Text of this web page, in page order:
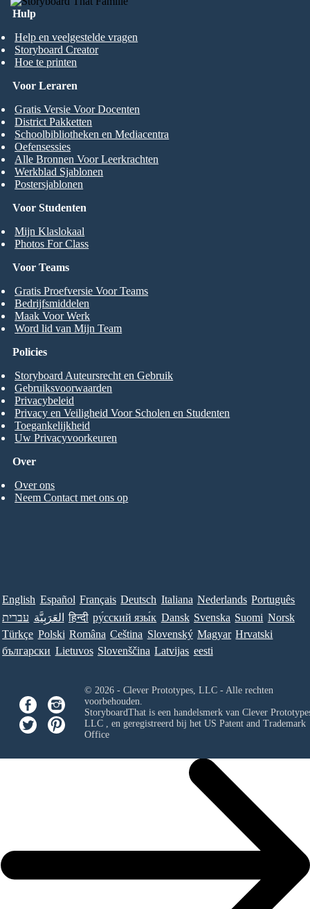
Hulp
Help en veelgestelde vragen
Storyboard Creator
Hoe te printen
Voor Studenten
Mijn Klaslokaal
Photos For Class
Voor Leraren
Gratis Versie Voor Docenten
District Pakketten
Schoolbibliotheken en Mediacentra
Oefensessies
Alle Bronnen Voor Leerkrachten
Werkblad Sjablonen
Postersjablonen
Voor Teams
Gratis Proefversie Voor Teams
Bedrijfsmiddelen
Maak Voor Werk
Word lid van Mijn Team
Over
Over ons
Neem Contact met ons op
Policies
Storyboard Auteursrecht en Gebruik
Gebruiksvoorwaarden
Privacybeleid
Privacy en Veiligheid Voor Scholen en Studenten
Toegankelijkheid
Uw Privacyvoorkeuren
English Español Français Deutsch Italiana Nederlands Português
עברית العَرَبِيَّة हिन्दी ру́сский язы́к Dansk Svenska Suomi Norsk
Türkçe Polski Româna Ceština Slovenský Magyar Hrvatski
български Lietuvos Slovenščina Latvijas eesti
© 2026 - Clever Prototypes, LLC - Alle rechten
voorbehouden.
StoryboardThat is een handelsmerk van Clever
LLC, en geregistreerd bij het US Patent and Trademark
Office